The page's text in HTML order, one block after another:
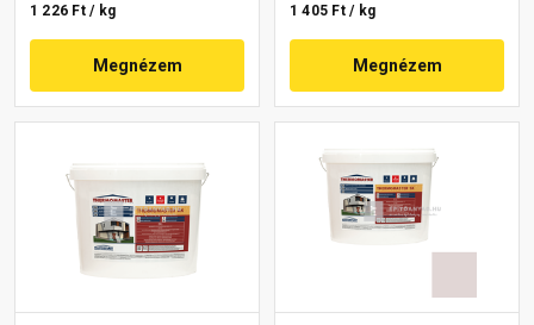
1 226 Ft / kg
Megnézem
1 405 Ft / kg
Megnézem